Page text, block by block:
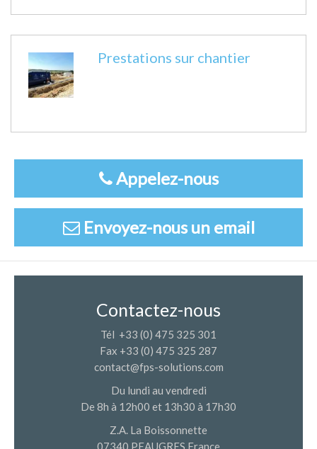
Prestations sur chantier
Appelez-nous
Envoyez-nous un email
Contactez-nous
Tél +33 (0) 475 325 301
Fax +33 (0) 475 325 287
contact@fps-solutions.com
Du lundi au vendredi
De 8h à 12h00 et 13h30 à 17h30
Z.A. La Boissonnette
07340 PEAUGRES France